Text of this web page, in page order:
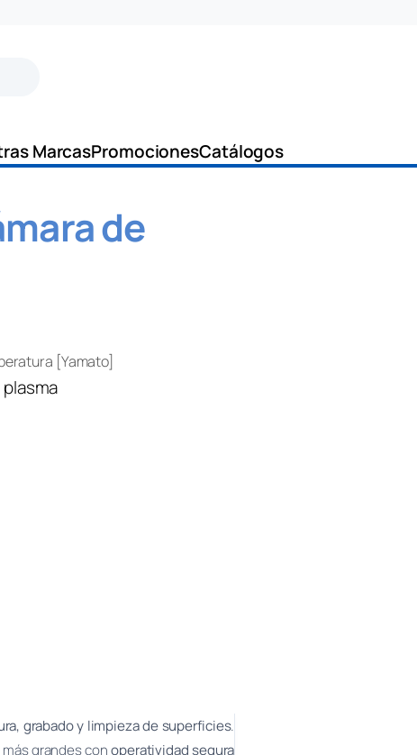
MarcasPromocionesCatálogos
de
[Yamato]
grabado y limpieza de superficies.
grandes conoperatividad segura